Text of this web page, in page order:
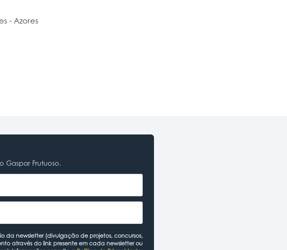
- Azores
Gaspar Frutuoso.
da newsletter (divulgação de projetos, concursos,
através do link presente em cada newsletter ou